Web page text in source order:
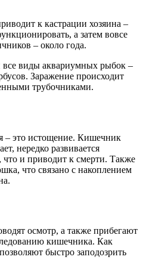
к кастрации хозяина –
а затем вовсе
– около года.
все виды аквариумных рыбок –
Заражение происходит
трубочниками.
– это истощение. Кишечник
нередко развивается
что и приводит к смерти. Также
что связано с накоплением
осмотр, а также прибегают
кишечника. Как
быстро заподозрить